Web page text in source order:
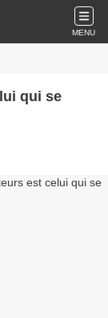
MENU
qui se